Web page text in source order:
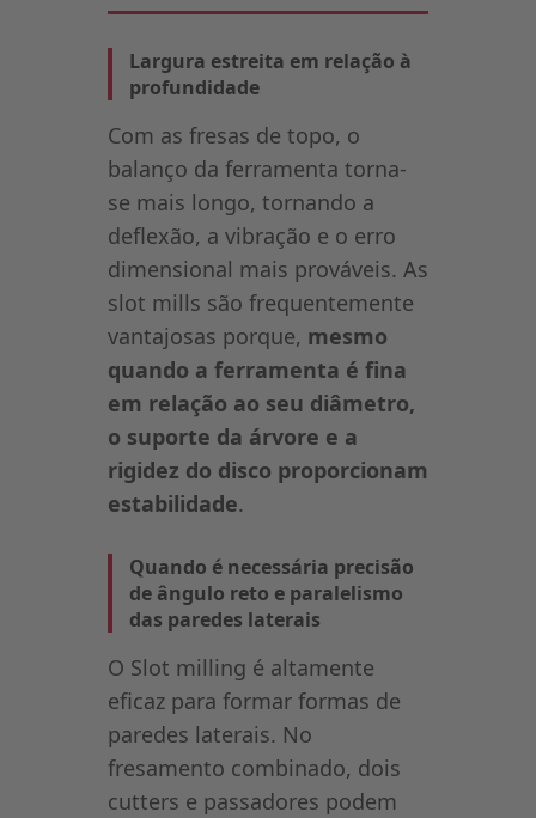
Largura estreita em relação à
profundidade
Com as fresas de topo, o
balanço da ferramenta torna-
se mais longo, tornando a
deflexão, a vibração e o erro
dimensional mais prováveis. As
slot mills são frequentemente
vantajosas porque, mesmo
quando a ferramenta é fina
em relação ao seu diâmetro,
o suporte da árvore e a
rigidez do disco proporcionam
estabilidade.
Quando é necessária precisão
de ângulo reto e paralelismo
das paredes laterais
O Slot milling é altamente
eficaz para formar formas de
paredes laterais. No
fresamento combinado, dois
cutters e passadores podem